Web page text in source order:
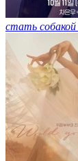
стать собакой